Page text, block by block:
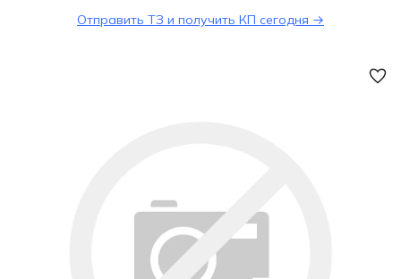
Отправить ТЗ и получить КП сегодня →